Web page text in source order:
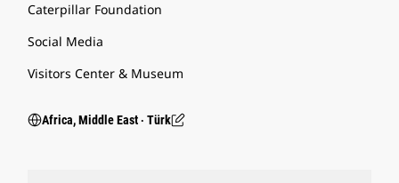
Caterpillar Foundation
Social Media
Visitors Center & Museum
Africa, Middle East ‧ Türk